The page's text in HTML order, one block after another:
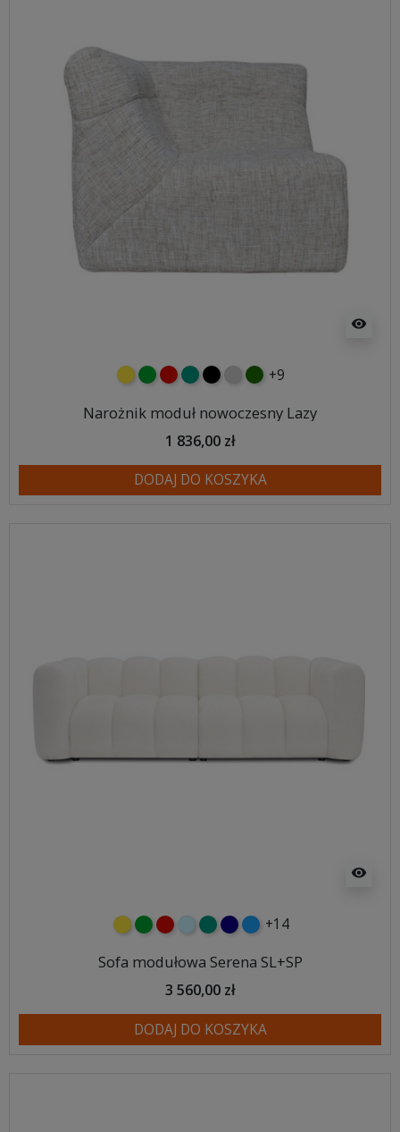
visibility
żółtyzielonyczerwony
turkusowy
czarnyjasnoszary
butelkowa zieleń
+9
Narożnik moduł nowoczesny Lazy
1 836,00 zł
DODAJ DO KOSZYKA
visibility
żółtyzielonyczerwony
błękitnyturkusowy
granatowy
niebieski
+14
Sofa modułowa Serena SL+SP
3 560,00 zł
DODAJ DO KOSZYKA